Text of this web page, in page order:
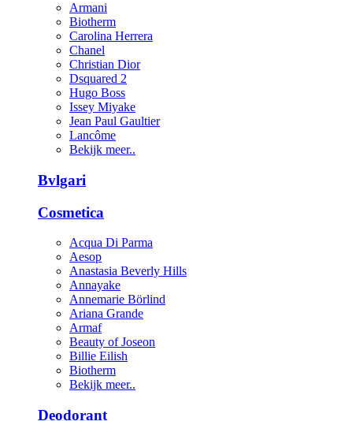
Armani
Biotherm
Carolina Herrera
Chanel
Christian Dior
Dsquared 2
Hugo Boss
Issey Miyake
Jean Paul Gaultier
Lancôme
Bekijk meer..
Bvlgari
Cosmetica
Acqua Di Parma
Aesop
Anastasia Beverly Hills
Annayake
Annemarie Börlind
Ariana Grande
Armaf
Beauty of Joseon
Billie Eilish
Biotherm
Bekijk meer..
Deodorant